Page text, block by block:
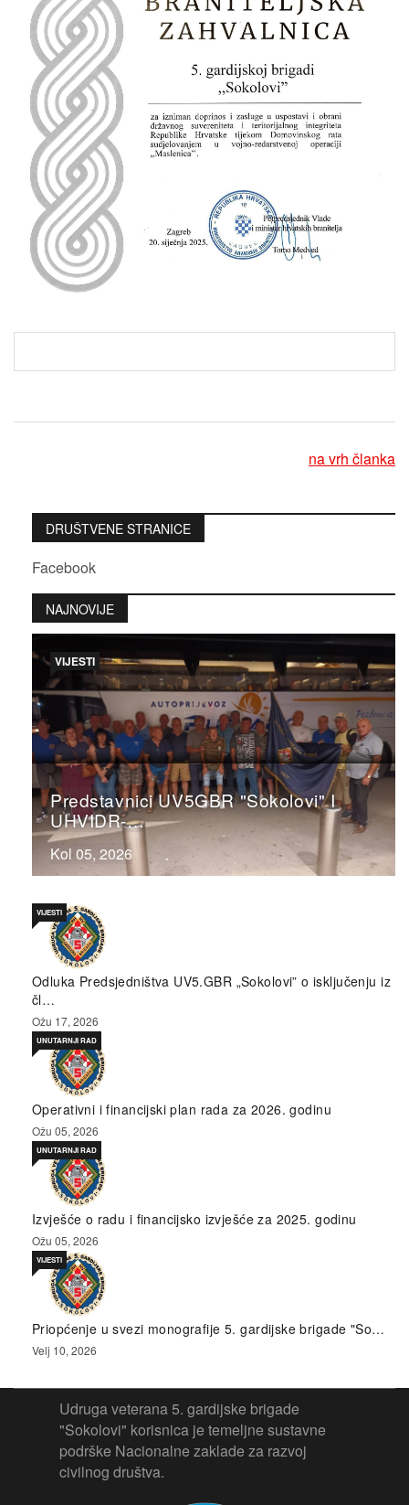
na vrh članka
DRUŠTVENE STRANICE
Facebook
NAJNOVIJE
Predstavnici UV5GBR "Sokolovi" I
UHVIDR-…
Kol 05, 2026
VIJESTI
Odluka Predsjedništva UV5.GBR „Sokolovi” o isključenju iz
čl…
VIJESTI
Ožu 17, 2026
Operativni i financijski plan rada za 2026. godinu
UNUTARNJI RAD
Ožu 05, 2026
Izvješće o radu i financijsko izvješće za 2025. godinu
UNUTARNJI RAD
Ožu 05, 2026
Priopćenje u svezi monografije 5. gardijske brigade "So…
VIJESTI
Velj 10, 2026
Udruga veterana 5. gardijske brigade
"Sokolovi" korisnica je temeljne sustavne
podrške Nacionalne zaklade za razvoj
civilnog društva.